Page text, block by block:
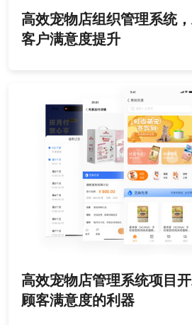
高效宠物店组织管理系统
客户满意度提升
高效宠物店管理系统项目
顾客满意度的利器